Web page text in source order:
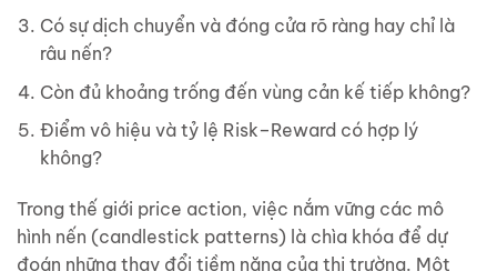
Có sự dịch chuyển và đóng cửa rõ ràng hay chỉ là
râu nến?
Còn đủ khoảng trống đến vùng cản kế tiếp không?
Điểm vô hiệu và tỷ lệ Risk–Reward có hợp lý
không?
Trong thế giới price action, việc nắm vững các mô
hình nến (candlestick patterns) là chìa khóa để dự
đoán những thay đổi tiềm năng của thị trường. Một